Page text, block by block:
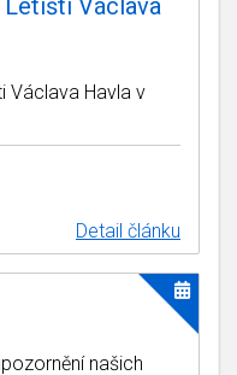
Václava Havla v
Detail článku
našich